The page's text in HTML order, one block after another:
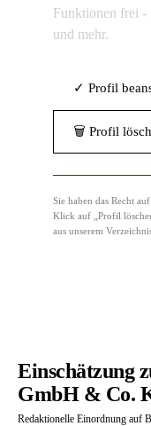
Funktionen frei
und mehr.
✓ Profil
🗑 Profil
Sie haben das Recht
Klick auf „Profil
aus unserem
Einschätzung
GmbH & Co.
Redaktionelle Einordnung auf